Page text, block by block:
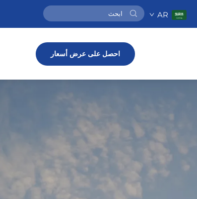
AR
احصل على عرض أسعار